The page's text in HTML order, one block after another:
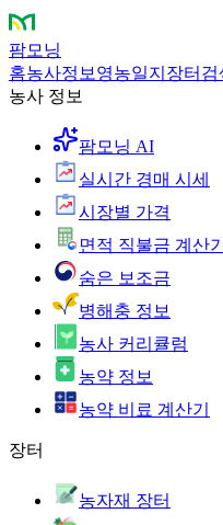
팜모닝
홈농사정보 영농일지 장터 검
농사 정보
팜모닝 AI
실시간 경매 시세
시장별 가격
면적 직불금 계산기
숨은 보조금
병해충 정보
농사 커리큘럼
농약 정보
농약 비료 계산기
장터
농자재 장터